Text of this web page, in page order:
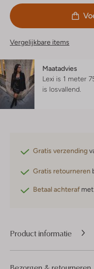
Vergelijkbare items
Maatadvies
Lexi is 1 meter
is losvallend
Gratis verzending
Gratis retourneren
Betaal achteraf
Product informatie